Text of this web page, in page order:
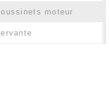
coussinets moteur
servante